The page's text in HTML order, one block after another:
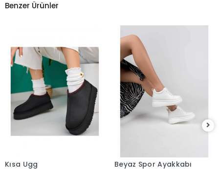
Benzer Ürünler
Kısa Ugg Beyaz Spor Ayakkabı